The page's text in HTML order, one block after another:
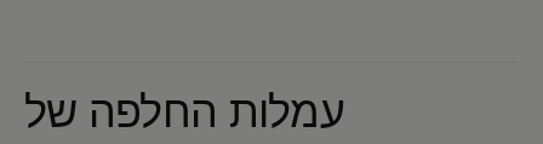
עמלות החלפה של